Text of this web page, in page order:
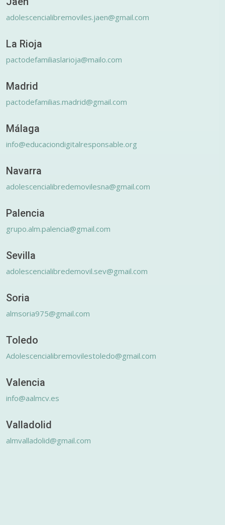
adolescencialibremoviles.jaen@gmail.com
La Rioja
pactodefamiliaslarioja@mailo.com
Madrid
pactodefamilias.madrid@gmail.com
Málaga
info@educaciondigitalresponsable.org
Navarra
adolescencialibredemovilesna@gmail.com
Palencia
grupo.alm.palencia@gmail.com
Sevilla
adolescencialibredemovil.sev@gmail.com
Soria
almsoria975@gmail.com
Toledo
Adolescencialibremovilestoledo@gmail.com
Valencia
info@aalmcv.es
Valladolid
almvalladolid@gmail.com